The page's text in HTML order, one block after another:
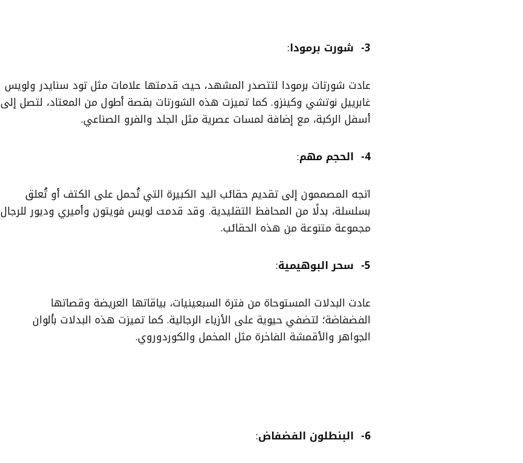
3- شورت برمودا
:
عادت شورتات برمودا لتتصدر المشهد، حيث قدمتها علامات مثل تود سنايدر ولويس
غابرييل نوتشي وكينزو. كما تميزت هذه الشورتات بقصة أطول من المعتاد، لتصل إلى
أسفل الركبة، مع إضافة لمسات عصرية مثل الجلد والفرو الصناعي.
4- الحجم مهم
:
اتجه المصممون إلى تقديم حقائب اليد الكبيرة التي تُحمل على الكتف أو تُعلق
بسلسلة، بدلًا من المحافظ التقليدية. وقد قدمت لويس فويتون وأميري وديور للرجال
مجموعة متنوعة من هذه الحقائب.
5- سحر البوهيمية
:
عادت البدلات المستوحاة من فترة السبعينيات، بياقاتها العريضة وقصاتها
الفضفاضة؛ لتضفي حيوية على الأزياء الرجالية. كما تميزت هذه البدلات بألوان
الجواهر والأقمشة الفاخرة مثل المخمل والكوردوروي.
6- البنطلون الفضفاض
: